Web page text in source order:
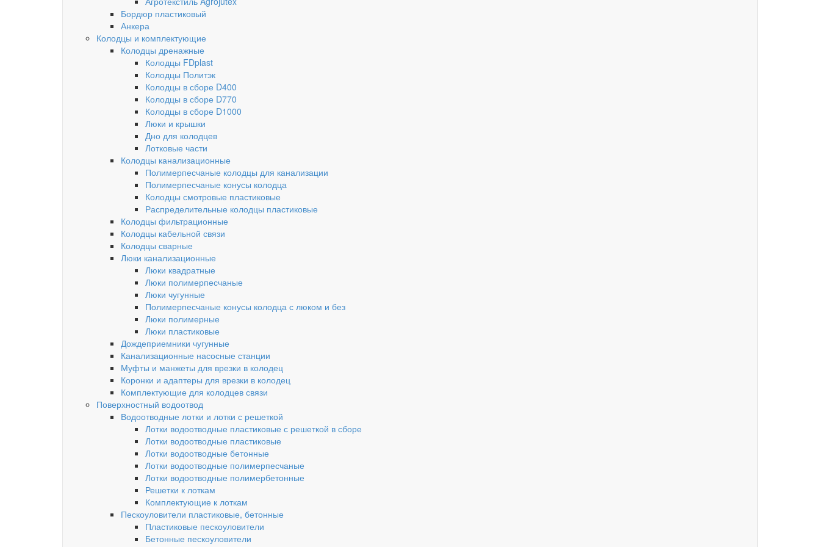
Бордюр пластиковый
Анкера
Колодцы и комплектующие
Колодцы дренажные
Колодцы FDplast
Колодцы Политэк
Колодцы в сборе D400
Колодцы в сборе D770
Колодцы в сборе D1000
Люки и крышки
Дно для колодцев
Лотковые части
Колодцы канализационные
Полимерпесчаные колодцы для канализации
Полимерпесчаные конусы колодца
Колодцы смотровые пластиковые
Распределительные колодцы пластиковые
Колодцы фильтрационные
Колодцы кабельной связи
Колодцы сварные
Люки канализационные
Люки квадратные
Люки полимерпесчаные
Люки чугунные
Полимерпесчаные конусы колодца с люком и без
Люки полимерные
Люки пластиковые
Дождеприемники чугунные
Канализационные насосные станции
Муфты и манжеты для врезки в колодец
Коронки и адаптеры для врезки в колодец
Комплектующие для колодцев связи
Поверхностный водоотвод
Водоотводные лотки и лотки с решеткой
Лотки водоотводные пластиковые с решеткой в сборе
Лотки водоотводные пластиковые
Лотки водоотводные бетонные
Лотки водоотводные полимерпесчаные
Лотки водоотводные полимербетонные
Решетки к лоткам
Комплектующие к лоткам
Пескоуловители пластиковые, бетонные
Пластиковые пескоуловители
Бетонные пескоуловители